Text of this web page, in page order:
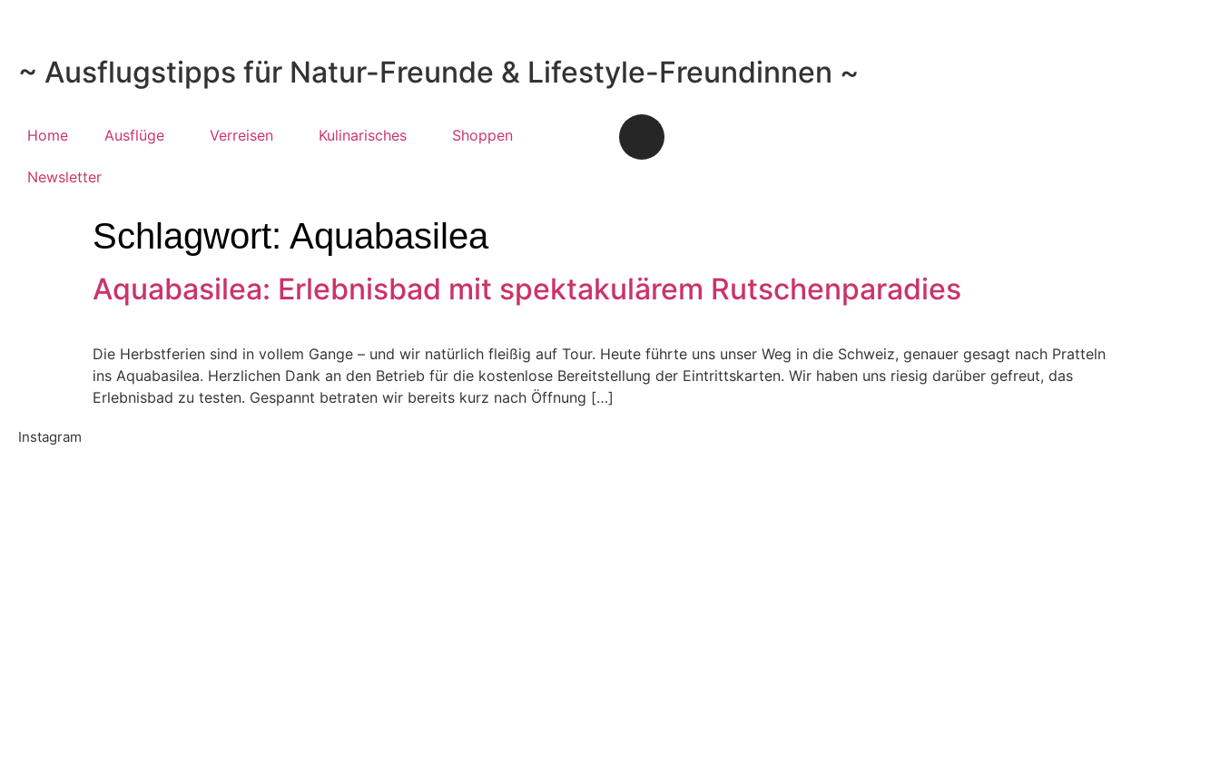
~ Ausflugstipps für Natur-Freunde & Lifestyle-Freundinnen ~
Home Ausflüge Verreisen Kulinarisches Shoppen
Newsletter
Schlagwort: Aquabasilea
Aquabasilea: Erlebnisbad mit spektakulärem Rutschenparadies
Die Herbstferien sind in vollem Gange – und wir natürlich fleißig auf Tour. Heute führte uns unser Weg in die Schweiz, genauer gesagt nach Pratteln
ins Aquabasilea. Herzlichen Dank an den Betrieb für die kostenlose Bereitstellung der Eintrittskarten. Wir haben uns riesig darüber gefreut, das
Erlebnisbad zu testen. Gespannt betraten wir bereits kurz nach Öffnung […]
Instagram